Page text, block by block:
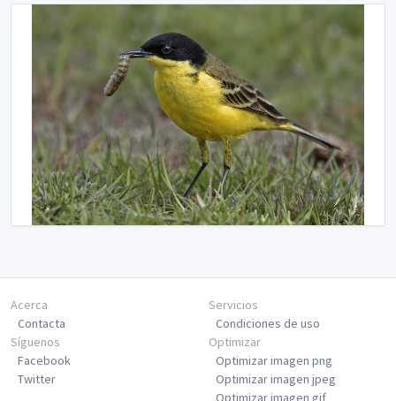
Acerca
Contacta
Servicios
Condiciones de uso
Síguenos
Facebook
Twitter
Optimizar
Optimizar imagen png
Optimizar imagen jpeg
Optimizar imagen gif